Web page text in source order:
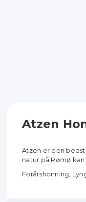
Atzen
Atzen er den
natur på Rømø
Forårshonning ,